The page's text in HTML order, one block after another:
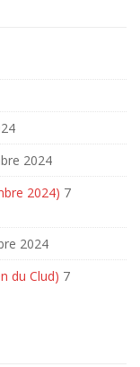
2024
2024) 7
2024
du Clud) 7